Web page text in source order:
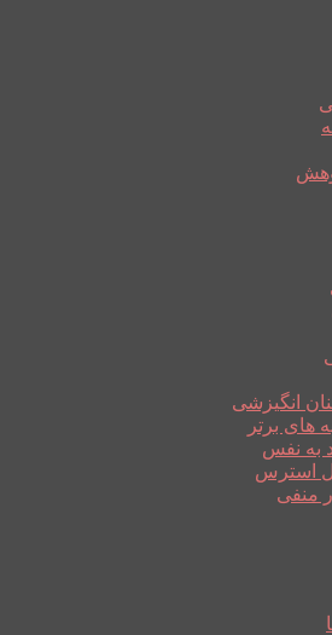
انگیزشی
های برتر
به نفس
استرس
منفی